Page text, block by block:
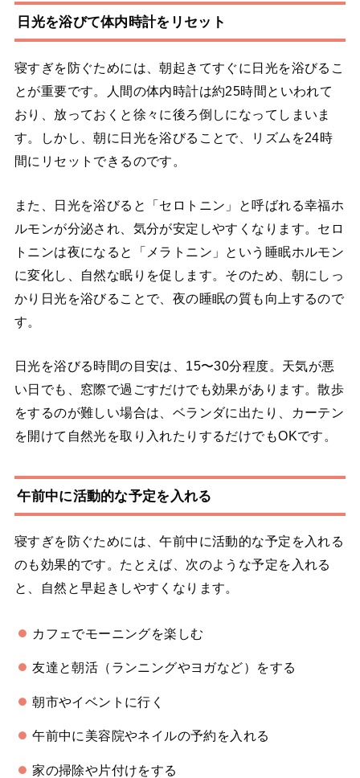
日光を浴びて体内時計をリセット
寝すぎを防ぐためには、朝起きてすぐに日光を浴びるこ
とが重要です。人間の体内時計は約25時間といわれて
おり、放っておくと徐々に後ろ倒しになってしまいま
す。しかし、朝に日光を浴びることで、リズムを24時
間にリセットできるのです。
また、日光を浴びると「セロトニン」と呼ばれる幸福ホ
ルモンが分泌され、気分が安定しやすくなります。セロ
トニンは夜になると「メラトニン」という睡眠ホルモン
に変化し、自然な眠りを促します。そのため、朝にしっ
かり日光を浴びることで、夜の睡眠の質も向上するので
す。
日光を浴びる時間の目安は、15〜30分程度。天気が悪
い日でも、窓際で過ごすだけでも効果があります。散歩
をするのが難しい場合は、ベランダに出たり、カーテン
を開けて自然光を取り入れたりするだけでもOKです。
午前中に活動的な予定を入れる
寝すぎを防ぐためには、午前中に活動的な予定を入れる
のも効果的です。たとえば、次のような予定を入れる
と、自然と早起きしやすくなります。
カフェでモーニングを楽しむ
友達と朝活（ランニングやヨガなど）をする
朝市やイベントに行く
午前中に美容院やネイルの予約を入れる
家の掃除や片付けをする